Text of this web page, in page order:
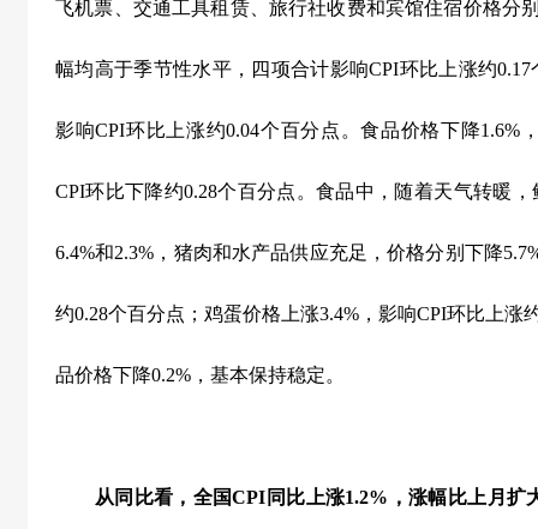
飞机票、交通工具租赁、旅行社收费和宾馆住宿价格分
幅均高于季节性水平，四项合计影响CPI环比上涨约0.17
影响CPI环比上涨约0.04个百分点。食品价格下降1.6%
CPI环比下降约0.28个百分点。食品中，随着天气转暖
6.4%和2.3% ，猪肉和水产品供应充足，价格分别下降
约0.28个百分点；鸡蛋价格上涨3.4% ，影响CPI环比上涨
品价格下降0.2% ，基本保持稳定。
从同比看，全国CPI 同比上涨1.2% ，涨幅比上月扩